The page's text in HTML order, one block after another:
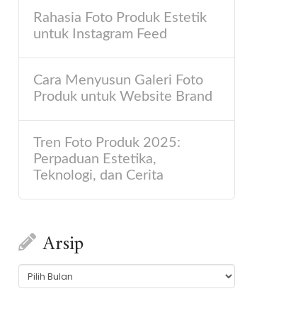
Rahasia Foto Produk Estetik
untuk Instagram Feed
Cara Menyusun Galeri Foto
Produk untuk Website Brand
Tren Foto Produk 2025:
Perpaduan Estetika,
Teknologi, dan Cerita
Arsip
Arsip